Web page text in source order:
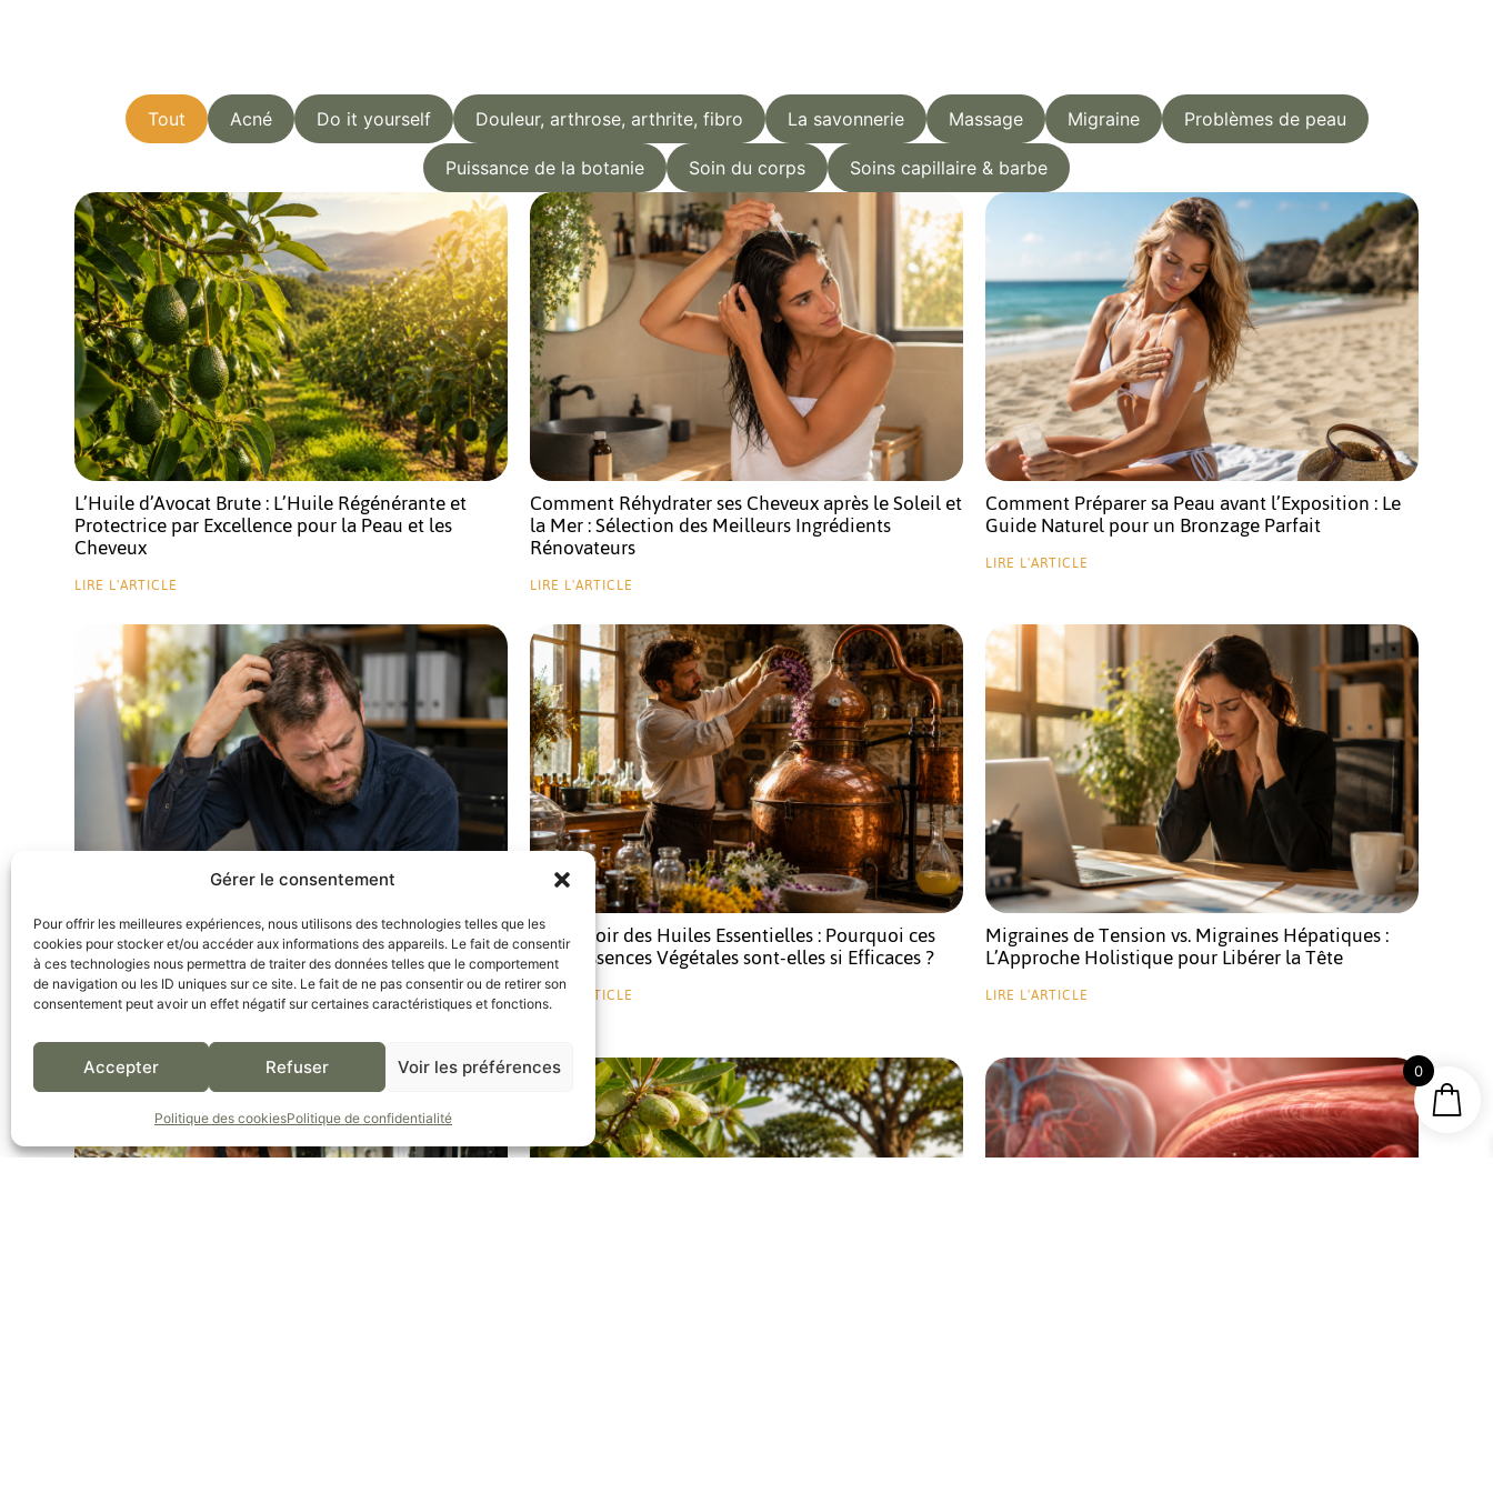
Gérer le consentement
Pour offrir les meilleures expériences, nous utilisons des technologies telles que les
cookies pour stocker et/ou accéder aux informations des appareils. Le fait de consentir
à ces technologies nous permettra de traiter des données telles que le comportement
de navigation ou les ID uniques sur ce site. Le fait de ne pas consentir ou de retirer son
consentement peut avoir un effet négatif sur certaines caractéristiques et fonctions.
Accepter Refuser Voir les préférences
Politique des cookiesPolitique de confidentialité
0
Tout Acné Do it yourself Douleur, arthrose, arthrite, fibro La savonnerie Massage Migraine Problèmes de peau
Puissance de la botanie Soin du corps Soins capillaire & barbe
L’Huile d’Avocat Brute : L’Huile Régénérante et
Protectrice par Excellence pour la Peau et les
Cheveux
LIRE L'ARTICLE
Comment Réhydrater ses Cheveux après le Soleil et
la Mer : Sélection des Meilleurs Ingrédients
Rénovateurs
LIRE L'ARTICLE
Comment Préparer sa Peau avant l’Exposition : Le
Guide Naturel pour un Bronzage Parfait
LIRE L'ARTICLE
Psoriasis du Cuir Chevelu : Comprendre le Lien
avec la Chute de Cheveux et Appliquer des
Solutions Efficaces
LIRE L'ARTICLE
Le Pouvoir des Huiles Essentielles : Pourquoi ces
Quintessences Végétales sont-elles si Efficaces ?
LIRE L'ARTICLE
Migraines de Tension vs. Migraines Hépatiques :
L’Approche Holistique pour Libérer la Tête
LIRE L'ARTICLE